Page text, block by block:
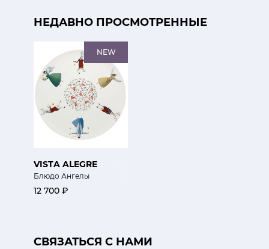
НЕДАВНО ПРОСМОТРЕННЫЕ
NEW
VISTA ALEGRE
Блюдо Ангелы
12 700 ₽
CВЯЗАТЬСЯ С НАМИ